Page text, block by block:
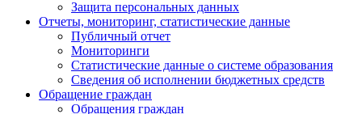
Защита персональных данных
Отчеты, мониторинг, статистические данные
Публичный отчет
Мониторинги
Статистические данные о системе образования
Сведения об исполнении бюджетных средств
Обращение граждан
Обращения граждан